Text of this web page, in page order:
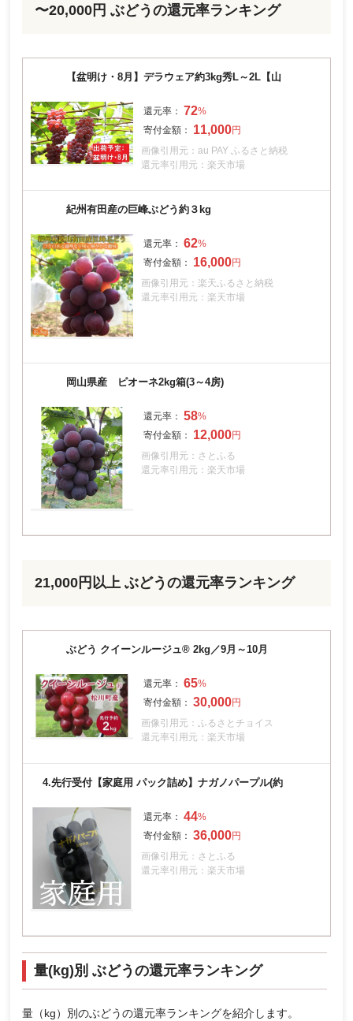
〜20,000円 ぶどうの還元率ランキング
【盆明け・8月】デラウェア約3kg秀L～2L【山
72
11,000
画像引用元：au PAY ふるさと納税
還元率引用元：楽天市場
紀州有田産の巨峰ぶどう約３kg
62
16,000
画像引用元：楽天ふるさと納税
還元率引用元：楽天市場
岡山県産 ピオーネ2kg箱(3～4房)
58
12,000
画像引用元：さとふる
還元率引用元：楽天市場
21,000円以上 ぶどうの還元率ランキング
ぶどう クイーンルージュ® 2kg／9月～10月
65
30,000
画像引用元：ふるさとチョイス
還元率引用元：楽天市場
4.先行受付【家庭用 パック詰め】ナガノパープル(約
44
36,000
画像引用元：さとふる
還元率引用元：楽天市場
量(kg)別 ぶどうの還元率ランキング
量（kg）別のぶどうの還元率ランキングを紹介します。